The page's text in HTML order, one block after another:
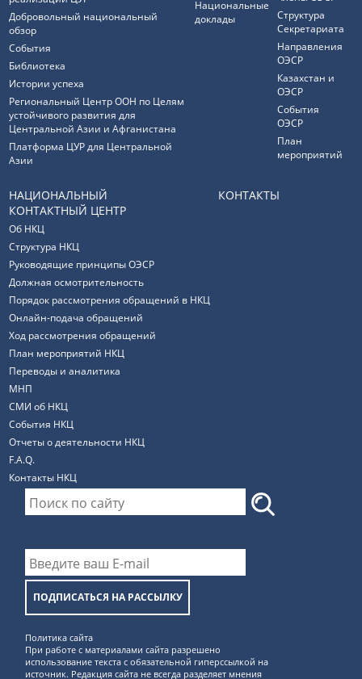
Добровольный национальный
обзор
События
Библиотека
Истории успеха
Региональный Центр ООН по Целям
устойчивого развития для
Центральной Азии и Афганистана
Платформа ЦУР для Центральной
Азии
Национальные
доклады
Структура
Секретариата
Направления
ОЭСР
Казахстан и
ОЭСР
События
ОЭСР
План
мероприятий
НАЦИОНАЛЬНЫЙ
КОНТАКТНЫЙ ЦЕНТР
Об НКЦ
Структура НКЦ
Руководящие принципы ОЭСР
Должная осмотрительность
Порядок рассмотрения обращений в НКЦ
Онлайн-подача обращений
Ход рассмотрения обращений
План мероприятий НКЦ
Переводы и аналитика
МНП
СМИ об НКЦ
События НКЦ
Отчеты о деятельности НКЦ
F.A.Q.
Контакты НКЦ
КОНТАКТЫ
ПОДПИСАТЬСЯ НА РАССЫЛКУ
Политика сайта
При работе с материалами сайта разрешено
использование текста с обязательной гиперссылкой на
источник. Редакция сайта не всегда разделяет мнения